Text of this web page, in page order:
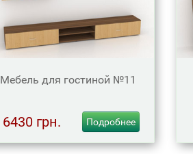
Мебель для гостиной №11
6430 грн. Подробнее